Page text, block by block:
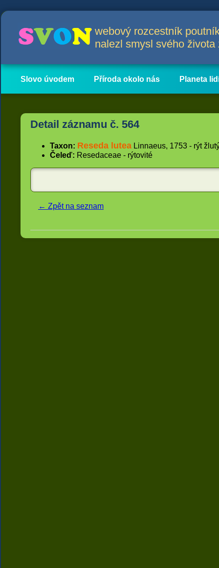
webový rozcestník
nalezl smysl svého
Slovo úvodem Příroda okolo nás Planeta
Hlavní obsah
Články
Detail záznamu č. 564
Taxon: Reseda lutea Linnaeus, 1753 - rýt
Čeleď: Resedaceae - rýtovité
← Zpět na seznam